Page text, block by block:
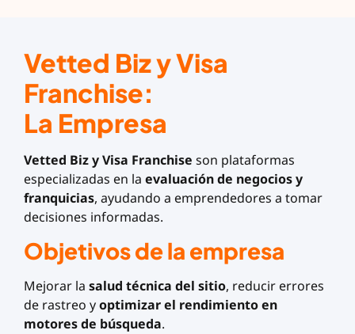
Vetted Biz y Visa
Franchise:
La Empresa
Vetted Biz y Visa Franchise son plataformas
especializadas en la evaluación de negocios y
franquicias, ayudando a emprendedores a tomar
decisiones informadas.
Objetivos de la empresa
Mejorar la salud técnica del sitio, reducir errores
de rastreo yoptimizar el rendimiento en
motores de búsqueda.